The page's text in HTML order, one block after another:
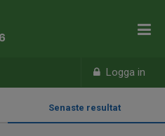
Logga in
Senaste resultat